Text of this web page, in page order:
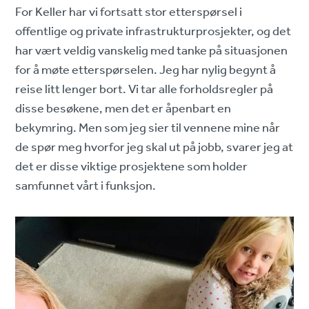
For Keller har vi fortsatt stor etterspørsel i
offentlige og private infrastrukturprosjekter, og det
har vært veldig vanskelig med tanke på situasjonen
for å møte etterspørselen. Jeg har nylig begynt å
reise litt lenger bort. Vi tar alle forholdsregler på
disse besøkene, men det er åpenbart en
bekymring. Men som jeg sier til vennene mine når
de spør meg hvorfor jeg skal ut på jobb, svarer jeg at
det er disse viktige prosjektene som holder
samfunnet vårt i funksjon.